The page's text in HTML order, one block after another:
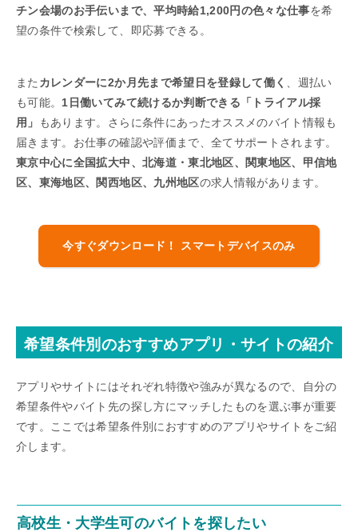
チン会場のお手伝いまで、平均時給1,200円の色々な仕事を希
望の条件で検索して、即応募できる。
また カレンダーに2か月先まで希望日を登録して働く
、週払い
も可能。 1日働いてみて続けるか判断できる「トライアル採
用」
もあります。さらに条件にあったオススメのバイト情報も
届きます。お仕事の確認や評価まで、全てサポートされます。
東京中心に全国拡大中、北海道・東北地区、関東地区、甲信地
区、東海地区、関西地区、九州地区の求人情報があります。
今すぐダウンロード！ スマートデバイスのみ
希望条件別のおすすめアプリ・サイトの紹介
アプリやサイトにはそれぞれ特徴や強みが異なるので、自分の
希望条件やバイト先の探し方にマッチしたものを選ぶ事が重要
です。ここでは希望条件別におすすめのアプリやサイトをご紹
介します。
高校生・大学生可のバイトを探したい